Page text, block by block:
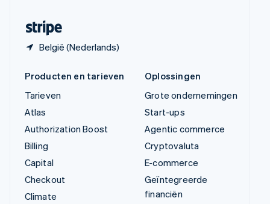
België (Nederlands)
Producten en tarieven
Tarieven
Atlas
Authorization Boost
Billing
Capital
Checkout
Climate
Oplossingen
Grote ondernemingen
Start-ups
Agentic commerce
Cryptovaluta
E-commerce
Geïntegreerde
financiën